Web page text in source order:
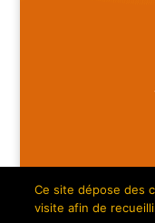
Mentions
Ce site dépose des
visite afin de